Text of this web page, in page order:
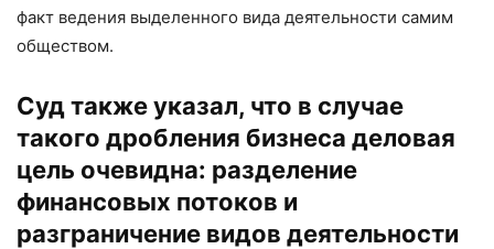
факт ведения выделенного вида деятельности самим
обществом.
Суд также указал, что в случае
такого дробления бизнеса деловая
цель очевидна: разделение
финансовых потоков и
разграничение видов деятельности